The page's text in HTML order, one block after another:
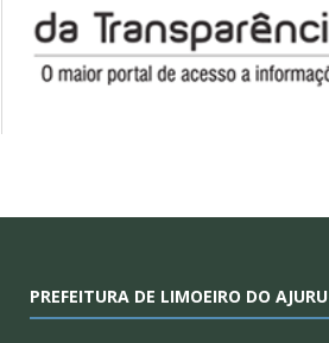
PREFEITURA DE LIMOEIRO DO AJURU